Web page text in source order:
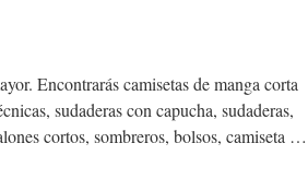
Encontrarás camisetas de manga corta
sudaderas con capucha, sudaderas,
cortos, sombreros, bolsos, camiseta …